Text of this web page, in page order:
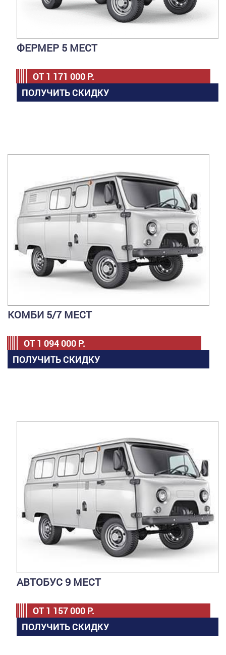
ФЕРМЕР 5 МЕСТ
ОТ 1 171 000 Р.
ПОЛУЧИТЬ СКИДКУ
КОМБИ 5/7 МЕСТ
ОТ 1 094 000 Р.
ПОЛУЧИТЬ СКИДКУ
АВТОБУС 9 МЕСТ
ОТ 1 157 000 Р.
ПОЛУЧИТЬ СКИДКУ